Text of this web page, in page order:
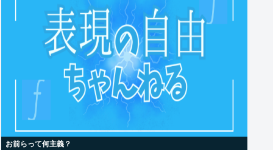
お前らって何主義？